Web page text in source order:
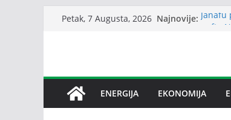
Petak, 7 Augusta, 2026 Najnovije: Janafu
Srbija:
ENERGIJA EKONOMIJA